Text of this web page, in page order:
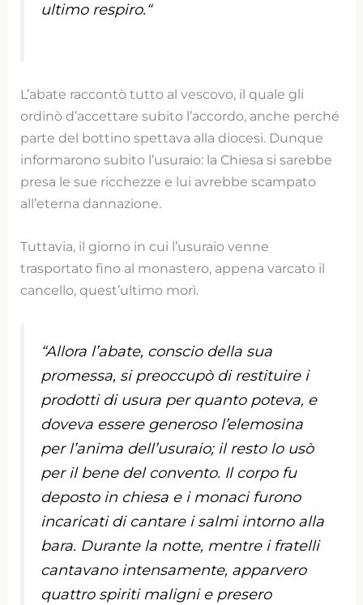
ultimo respiro.“
L’abate raccontò tutto al vescovo, il quale gli
ordinò d’accettare subito l’accordo, anche perché
parte del bottino spettava alla diocesi. Dunque
informarono subito l’usuraio: la Chiesa si sarebbe
presa le sue ricchezze e lui avrebbe scampato
all’eterna dannazione.
Tuttavia, il giorno in cui l’usuraio venne
trasportato fino al monastero, appena varcato il
cancello, quest’ultimo morì.
“Allora l’abate, conscio della sua
promessa, si preoccupò di restituire i
prodotti di usura per quanto poteva, e
doveva essere generoso l’elemosina
per l’anima dell’usuraio; il resto lo usò
per il bene del convento. Il corpo fu
deposto in chiesa e i monaci furono
incaricati di cantare i salmi intorno alla
bara. Durante la notte, mentre i fratelli
cantavano intensamente, apparvero
quattro spiriti maligni e presero